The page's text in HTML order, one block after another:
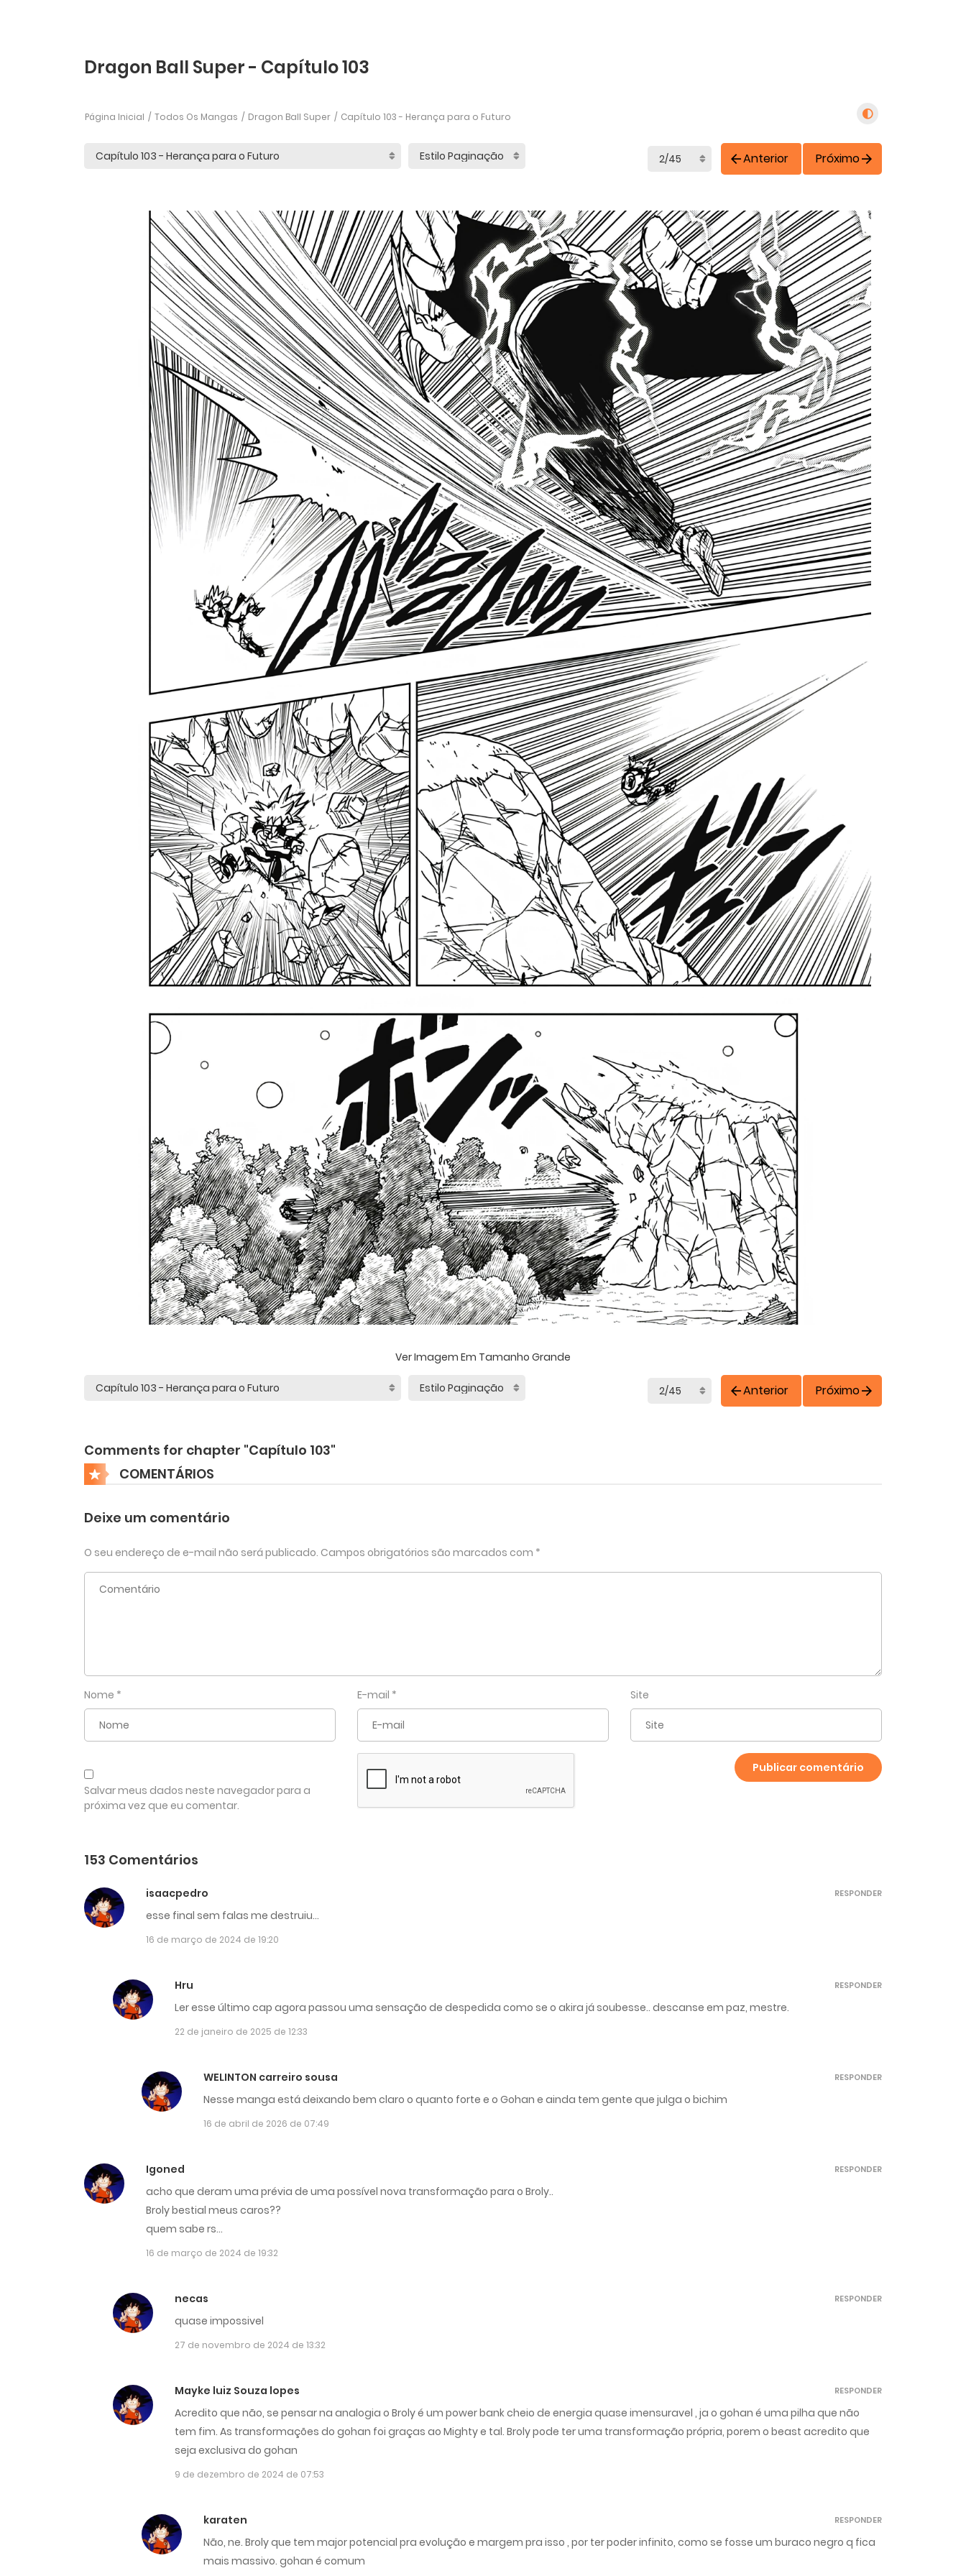
Dragon Ball Super - Capítulo 103
Página Inicial Todos Os Mangas Dragon Ball Super Capítulo 103 - Herança para o Futuro
Anterior Próximo
Ver Imagem Em Tamanho Grande
Anterior Próximo
Comments for chapter "Capítulo 103"
COMENTÁRIOS
Deixe um comentário
O seu endereço de e-mail não será publicado. Campos obrigatórios são marcados com *
Nome * E-mail * Site
Salvar meus dados neste navegador para a
próxima vez que eu comentar.
153 Comentários
isaacpedro
esse final sem falas me destruiu…
16 de março de 2024 de 19:20
RESPONDER
Hru
Ler esse último cap agora passou uma sensação de despedida como se o akira já soubesse.. descanse em paz, mestre.
22 de janeiro de 2025 de 12:33
RESPONDER
WELINTON carreiro sousa
Nesse manga está deixando bem claro o quanto forte e o Gohan e ainda tem gente que julga o bichim
16 de abril de 2026 de 07:49
RESPONDER
Igoned
acho que deram uma prévia de uma possível nova transformação para o Broly..
Broly bestial meus caros??
quem sabe rs…
16 de março de 2024 de 19:32
RESPONDER
necas
quase impossivel
27 de novembro de 2024 de 13:32
RESPONDER
Mayke luiz Souza lopes
Acredito que não, se pensar na analogia o Broly é um power bank cheio de energia quase imensuravel , ja o gohan é uma pilha que não
tem fim. As transformações do gohan foi graças ao Mighty e tal. Broly pode ter uma transformação própria, porem o beast acredito que
seja exclusiva do gohan
9 de dezembro de 2024 de 07:53
RESPONDER
karaten
Não, ne. Broly que tem major potencial pra evolução e margem pra isso , por ter poder infinito, como se fosse um buraco negro q fica
mais massivo. gohan é comum
RESPONDER